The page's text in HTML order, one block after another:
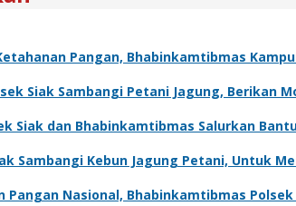
Pangan, Bhabinkamtibmas
Siak Sambangi Petani Jagung, Berikan
Siak dan Bhabinkamtibmas Salurkan
Sambangi Kebun Jagung Petani, Untuk
Pangan Nasional, Bhabinkamtibmas